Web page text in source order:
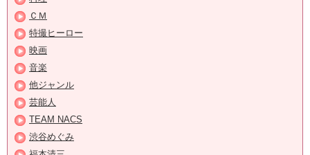
ＣＭ
特撮ヒーロー
映画
音楽
他ジャンル
芸能人
TEAM NACS
渋谷めぐみ